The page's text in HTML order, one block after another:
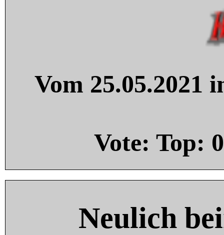
Vom 25.05.2021
Vote: Top: 0
Neulich